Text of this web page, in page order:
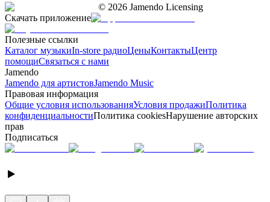
© 2026 Jamendo Licensing
Скачать приложение
Полезные ссылки
Каталог музыкиIn-store радиоЦеныКонтактыЦентр
помощиСвязаться с нами
Jamendo
Jamendo для артистовJamendo Music
Правовая информация
Общие условия использованияУсловия продажиПолитика
конфиденциальностиПолитика cookiesНарушение авторских
прав
Подписаться